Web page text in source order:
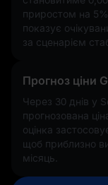
приростом на 5%
показує
за сценарієм
Прогноз ціни
Через 30 днів у
прогнозована
оцінка
щоб приблизно
місяць.